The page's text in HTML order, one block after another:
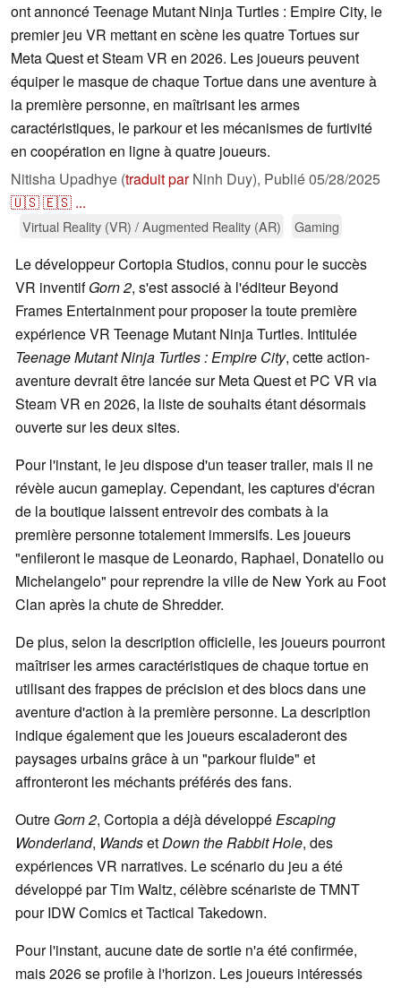
ont annoncé Teenage Mutant Ninja Turtles : Empire City, le
premier jeu VR mettant en scène les quatre Tortues sur
Meta Quest et Steam VR en 2026. Les joueurs peuvent
équiper le masque de chaque Tortue dans une aventure à
la première personne, en maîtrisant les armes
caractéristiques, le parkour et les mécanismes de furtivité
en coopération en ligne à quatre joueurs.
Nitisha Upadhye (traduit parNinh Duy), Publié05/28/2025
🇺🇸🇪🇸 ...
Virtual Reality (VR) / Augmented Reality (AR) Gaming
Le développeur Cortopia Studios, connu pour le succès
VR inventifGorn 2, s'est associé à l'éditeur Beyond
Frames Entertainment pour proposer la toute première
expérience VR Teenage Mutant Ninja Turtles. Intitulée
Teenage Mutant Ninja Turtles : Empire City, cette action-
aventure devrait être lancée sur Meta Quest et PC VR via
Steam VR en 2026, la liste de souhaits étant désormais
ouverte sur les deux sites.
Pour l'instant, le jeu dispose d'un teaser trailer, mais il ne
révèle aucun gameplay. Cependant, les captures d'écran
de la boutique laissent entrevoir des combats à la
première personne totalement immersifs. Les joueurs
"enfileront le masque de Leonardo, Raphael, Donatello ou
Michelangelo" pour reprendre la ville de New York au Foot
Clan après la chute de Shredder.
De plus, selon la description officielle, les joueurs pourront
maîtriser les armes caractéristiques de chaque tortue en
utilisant des frappes de précision et des blocs dans une
aventure d'action à la première personne. La description
indique également que les joueurs escaladeront des
paysages urbains grâce à un "parkour fluide" et
affronteront les méchants préférés des fans.
Outre Gorn 2, Cortopia a déjà développéEscaping
Wonderland, WandsetDown the Rabbit Hole, des
expériences VR narratives. Le scénario du jeu a été
développé par Tim Waltz, célèbre scénariste de TMNT
pour IDW Comics et Tactical Takedown.
Pour l'instant, aucune date de sortie n'a été confirmée,
mais 2026 se profile à l'horizon. Les joueurs intéressés